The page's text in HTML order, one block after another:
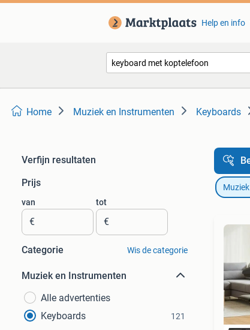
Help en info
Home Muziek en Instrumenten Keyboards
Verfijn resultaten
Prijs
van
€
tot
€
Categorie Wis de categorie
Muziek en Instrumenten
Alle advertenties
Keyboards
121